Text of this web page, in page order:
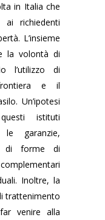
in Italia che
richiedenti
L’insieme
la volontà di
l’utilizzo di
e il
Un’ipotesi
istituti
le garanzie,
di forme di
Inoltre, la
trattenimento
venire alla